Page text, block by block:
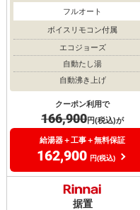
フルオート
ボイスリモコン付属
エコジョーズ
自動たし湯
自動沸き上げ
クーポン利用で
166,900円(税込)が
給湯器＋工事＋無料保証
162,900 円(税込)
据置